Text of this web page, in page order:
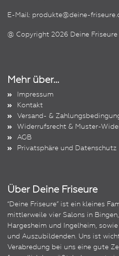
E-Mail: produkte@deine-
@ Copyright 2026 Deine Friseure
Mehr über...
Impressum
Kontakt
Versand- &
Widerrufsrecht & Muster-
AGB
Privatsphäre und Datenschutz
Über Deine Friseure
“Deine Friseure” ist ein kleines
mittlerweile vier Salons in
Hargesheim und Ingelheim,
und Auszubildenden. Uns ist
Verabredung bei uns eine gute